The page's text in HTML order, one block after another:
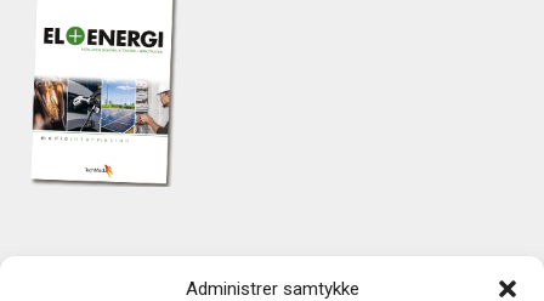
Administrer samtykke
TechMedia A/S